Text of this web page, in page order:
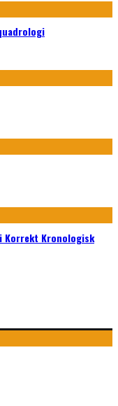
Korrekt Kronologisk